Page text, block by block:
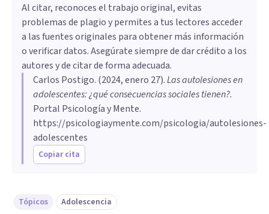
Al citar, reconoces el trabajo original, evitas
problemas de plagio y permites a tus lectores acceder
a las fuentes originales para obtener más información
o verificar datos. Asegúrate siempre de dar crédito a los
autores y de citar de forma adecuada.
Carlos Postigo. (2024, enero 27).Las autolesiones en
adolescentes: ¿qué consecuencias sociales tienen?.
Portal Psicología y Mente.
https://psicologiaymente.com/psicologia/autolesiones-
adolescentes
Copiar cita
Tópicos Adolescencia